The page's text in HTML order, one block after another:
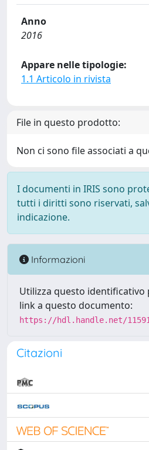
Anno
2016
Appare nelle tipologie:
1.1 Articolo in rivista
File in questo prodotto:
Non ci sono file associati a
I documenti in IRIS sono
tutti i diritti sono riservati,
indicazione.
Informazioni
Utilizza questo identificativo
link a questo documento:
https://hdl.handle.net/
Citazioni